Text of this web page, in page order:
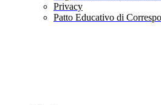
Privacy
Patto Educativo di